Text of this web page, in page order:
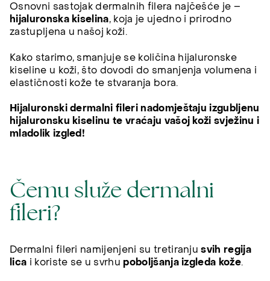
Osnovni sastojak dermalnih filera najčešće je –
hijaluronska kiselina, koja je ujedno i prirodno
zastupljena u našoj koži.
Kako starimo, smanjuje se količina hijaluronske
kiseline u koži, što dovodi do smanjenja volumena i
elastičnosti kože te stvaranja bora.
Hijaluronski dermalni fileri nadomještaju izgubljenu
hijaluronsku kiselinu te vraćaju vašoj koži svježinu i
mladolik izgled!
Čemu služe dermalni
fileri?
Dermalni fileri namijenjeni su tretiranjusvih regija
lica i koriste se u svrhupoboljšanja izgleda kože.